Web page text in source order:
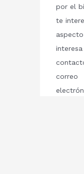
por el
te
correo